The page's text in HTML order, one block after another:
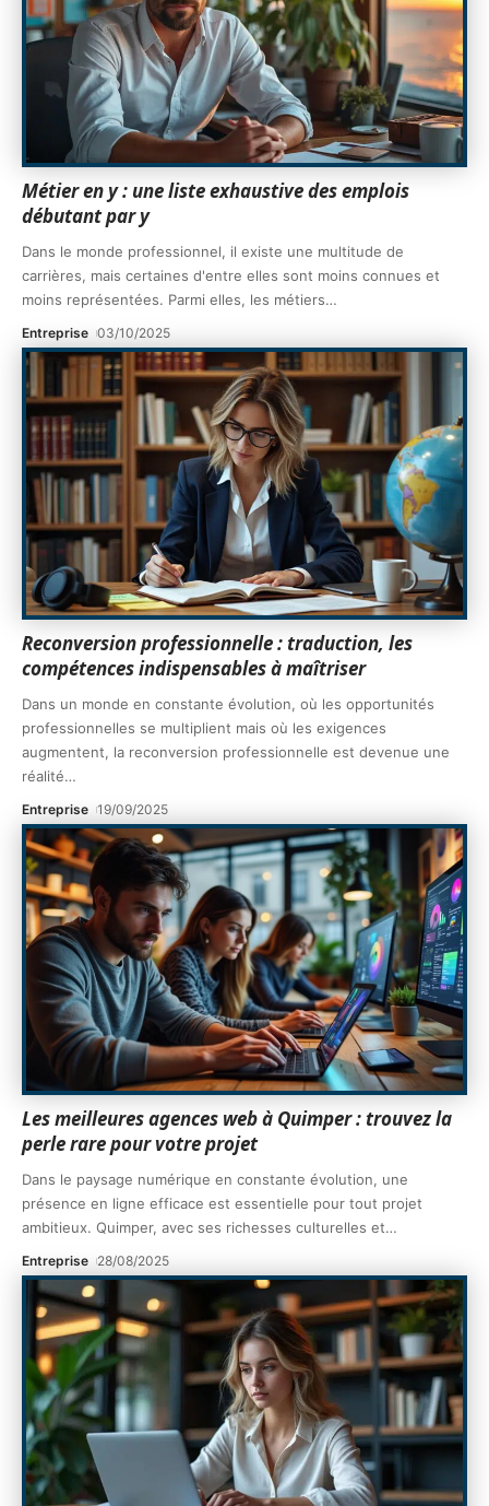
Métier en y : une liste exhaustive des emplois
débutant par y
Dans le monde professionnel, il existe une multitude de
carrières, mais certaines d'entre elles sont moins connues et
moins représentées. Parmi elles, les métiers…
Entreprise 03/10/2025
Reconversion professionnelle : traduction, les
compétences indispensables à maîtriser
Dans un monde en constante évolution, où les opportunités
professionnelles se multiplient mais où les exigences
augmentent, la reconversion professionnelle est devenue une
réalité…
Entreprise 19/09/2025
Les meilleures agences web à Quimper : trouvez la
perle rare pour votre projet
Dans le paysage numérique en constante évolution, une
présence en ligne efficace est essentielle pour tout projet
ambitieux. Quimper, avec ses richesses culturelles et…
Entreprise 28/08/2025